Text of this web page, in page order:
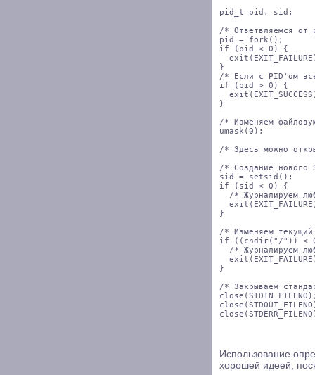
pid_t pid, sid;
/* Ответвляемся от
pid = fork();
if (pid < 0) {
}
/* Если с PID'ом
if (pid > 0) {
}
/* Изменяем
umask(0);
/* Здесь можно
/* Создание нового
sid = setsid();
if (sid < 0) {
/* Журналируем
}
/* Изменяем
if ((chdir("/")) <
/* Журналируем
}
/* Закрываем
Использование
хорошей идеей,